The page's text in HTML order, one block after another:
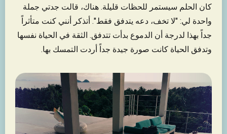
كان الحلم سيستمر للحظات قليلة. هناك، قالت جدتي جملة
واحدة لي: "لا تخف، دعه يتدفق فقط". أتذكر أنني كنت متأثراً
جداً بهذا لدرجة أن الدموع بدأت تتدفق. الثقة في الحياة نفسها
وتدفق الحياة كانت صورة جيدة جداً أردت التمسك بها.